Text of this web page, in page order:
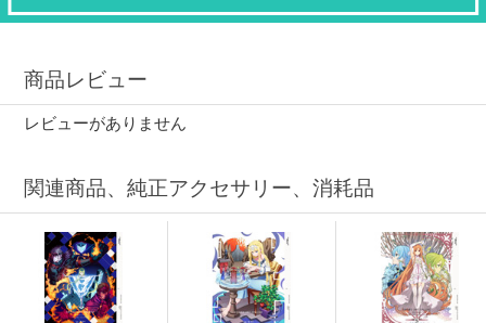
商品レビュー
レビューがありません
関連商品、純正アクセサリー、消耗品